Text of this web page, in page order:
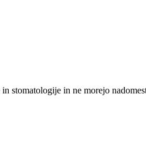
stomatologije in ne morejo